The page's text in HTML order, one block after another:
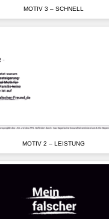
MOTIV 3 – SCHNELL
MOTIV 2 – LEISTUNG